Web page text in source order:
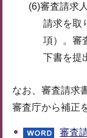
(6)審査請求
請求を取
項）。審
下書を提
なお、審査請求
審査庁から補正
審査